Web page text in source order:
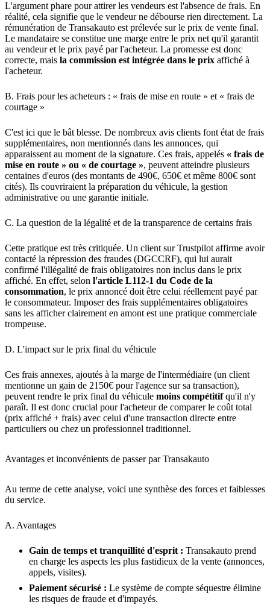
L'argument phare pour attirer les vendeurs est l'absence de frais. En
réalité, cela signifie que le vendeur ne débourse rien directement. La
rémunération de Transakauto est prélevée sur le prix de vente final.
Le mandataire se constitue une marge entre le prix net qu'il garantit
au vendeur et le prix payé par l'acheteur. La promesse est donc
correcte, mais la commission est intégrée dans le prix affiché à
l'acheteur.
B. Frais pour les acheteurs : « frais de mise en route » et « frais de
courtage »
C'est ici que le bât blesse. De nombreux avis clients font état de frais
supplémentaires, non mentionnés dans les annonces, qui
apparaissent au moment de la signature. Ces frais, appelés « frais de
mise en route » ou « de courtage », peuvent atteindre plusieurs
centaines d'euros (des montants de 490€, 650€ et même 800€ sont
cités). Ils couvriraient la préparation du véhicule, la gestion
administrative ou une garantie initiale.
C. La question de la légalité et de la transparence de certains frais
Cette pratique est très critiquée. Un client sur Trustpilot affirme avoir
contacté la répression des fraudes (DGCCRF), qui lui aurait
confirmé l'illégalité de frais obligatoires non inclus dans le prix
affiché. En effet, selon l'article L112-1 du Code de la
consommation, le prix annoncé doit être celui réellement payé par
le consommateur. Imposer des frais supplémentaires obligatoires
sans les afficher clairement en amont est une pratique commerciale
trompeuse.
D. L'impact sur le prix final du véhicule
Ces frais annexes, ajoutés à la marge de l'intermédiaire (un client
mentionne un gain de 2150€ pour l'agence sur sa transaction),
peuvent rendre le prix final du véhicule moins compétitifqu'il n'y
paraît. Il est donc crucial pour l'acheteur de comparer le coût total
(prix affiché + frais) avec celui d'une transaction directe entre
particuliers ou chez un professionnel traditionnel.
Avantages et inconvénients de passer par Transakauto
Au terme de cette analyse, voici une synthèse des forces et faiblesses
du service.
A. Avantages
Gain de temps et tranquillité d'esprit : Transakauto prend
en charge les aspects les plus fastidieux de la vente (annonces,
appels, visites).
Paiement sécurisé : Le système de compte séquestre élimine
les risques de fraude et d'impayés.